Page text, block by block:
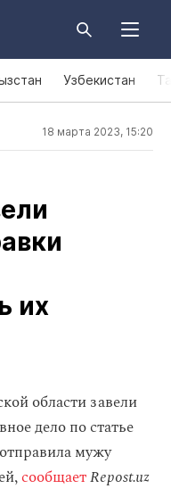
Узбекистан
18 марта 2023, 15:20
их
области завели
дело по статье
мужу
сообщаетRepost.uz